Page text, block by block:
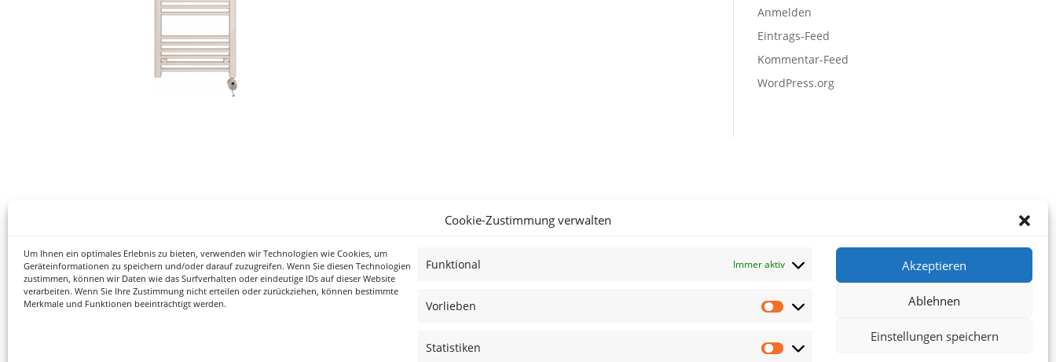
Cookie-Zustimmung verwalten
Um Ihnen ein optimales Erlebnis zu bieten, verwenden wir Technologien wie Cookies, um
Geräteinformationen zu speichern und/oder darauf zuzugreifen. Wenn Sie diesen Technologien
zustimmen, können wir Daten wie das Surfverhalten oder eindeutige IDs auf dieser Website
verarbeiten. Wenn Sie Ihre Zustimmung nicht erteilen oder zurückziehen, können bestimmte
Merkmale und Funktionen beeinträchtigt werden.
Funktional Immer aktiv
Vorlieben
Vorlieben
Statistiken
Statistiken
Akzeptieren
Ablehnen
Einstellungen speichern
Anmelden
Eintrags-Feed
Kommentar-Feed
WordPress.org